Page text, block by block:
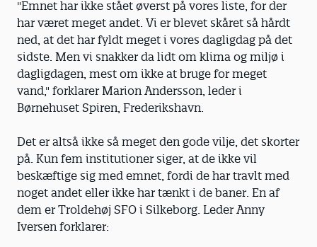
"Emnet har ikke stået øverst på vores liste, for der
har været meget andet. Vi er blevet skåret så hårdt
ned, at det har fyldt meget i vores dagligdag på det
sidste. Men vi snakker da lidt om klima og miljø i
dagligdagen, mest om ikke at bruge for meget
vand," forklarer Marion Andersson, leder i
Børnehuset Spiren, Frederikshavn.
Det er altså ikke så meget den gode vilje, det skorter
på. Kun fem institutioner siger, at de ikke vil
beskæftige sig med emnet, fordi de har travlt med
noget andet eller ikke har tænkt i de baner. En af
dem er Troldehøj SFO i Silkeborg. Leder Anny
Iversen forklarer: